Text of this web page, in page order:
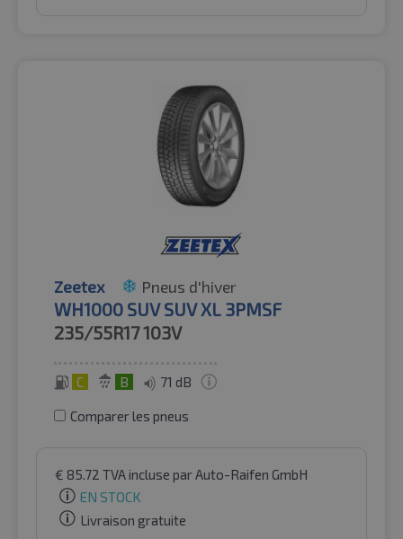
Zeetex Pneus d'hiver
WH1000 SUV SUV XL 3PMSF
235/55R17103V
C B 71 dB
Comparer les pneus
€ 85.72 TVA incluse par Auto-Raifen GmbH
EN STOCK
Livraison gratuite